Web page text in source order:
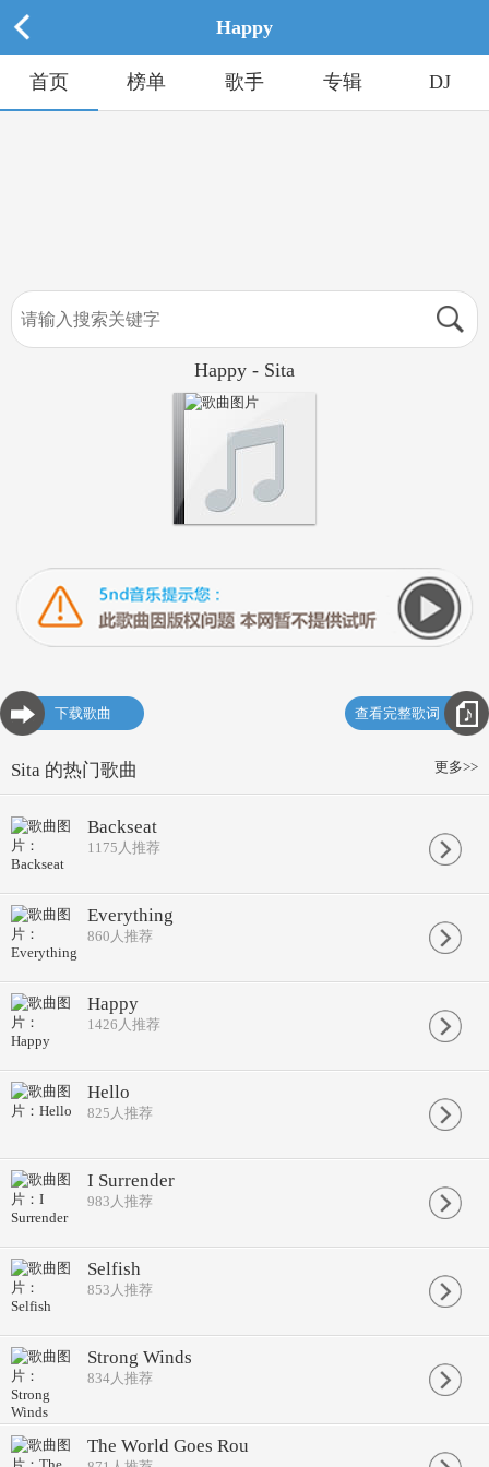
Happy
首页 榜单 歌手 专辑 DJ
Happy - Sita
下载歌曲 查看完整歌词
更多>>
Sita 的热门歌曲
Backseat
1175 人推荐
Everything
860 人推荐
Happy
1426 人推荐
Hello
825 人推荐
I Surrender
983 人推荐
Selfish
853 人推荐
Strong Winds
834人推荐
The World Goes Rou